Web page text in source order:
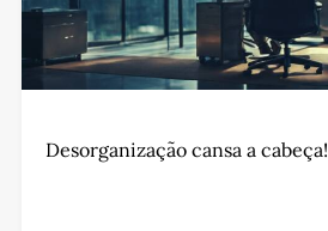
Desorganização cansa a cabeça!